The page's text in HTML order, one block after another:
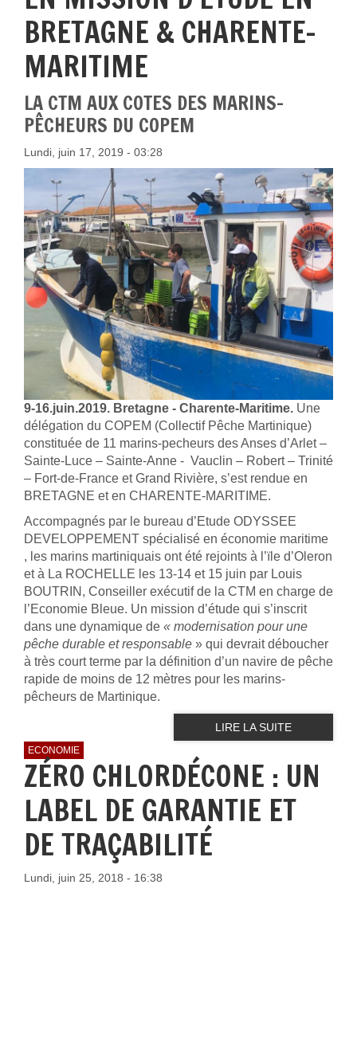
BRETAGNE & CHARENTE-
MARITIME
LA CTM AUX COTES DES MARINS-
PÊCHEURS DU COPEM
Lundi, juin 17, 2019 - 03:28
9-16.juin.2019. Bretagne - Charente-Maritime. Une
délégation du COPEM (Collectif Pêche Martinique)
constituée de 11 marins-pecheurs des Anses d’Arlet –
Sainte-Luce – Sainte-Anne - Vauclin – Robert – Trinité
– Fort-de-France et Grand Rivière, s’est rendue en
BRETAGNE et en CHARENTE-MARITIME.
Accompagnés par le bureau d’Etude ODYSSEE
DEVELOPPEMENT spécialisé en économie maritime
, les marins martiniquais ont été rejoints à l’ïle d’Oleron
et à La ROCHELLE les 13-14 et 15 juin par Louis
BOUTRIN, Conseiller exécutif de la CTM en charge de
l’Economie Bleue. Un mission d’étude qui s’inscrit
dans une dynamique de « modernisation pour une
pêche durable et responsable » qui devrait déboucher
à très court terme par la définition d’un navire de pêche
rapide de moins de 12 mètres pour les marins-
pêcheurs de Martinique.
LIRE LA SUITE
ECONOMIE
ZÉRO CHLORDÉCONE : UN
LABEL DE GARANTIE ET
DE TRAÇABILITÉ
Lundi, juin 25, 2018 - 16:38